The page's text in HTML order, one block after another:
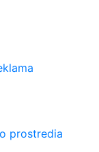
prostredia